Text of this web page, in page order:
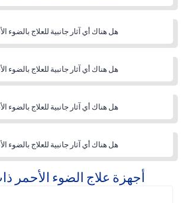
هل هناك أي آثار جانبية للعلاج بالضوء
هل هناك أي آثار جانبية للعلاج بالضوء
هل هناك أي آثار جانبية للعلاج بالضوء
هل هناك أي آثار جانبية للعلاج بالضوء
أجهزة علاج الضوء الأحمر